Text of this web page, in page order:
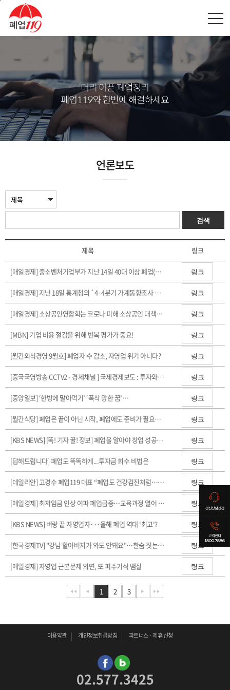
본문바로가기
언론보도
제목 링크
[매일경제] 중소벤처기업부가 지난 14일 40대 이상 폐업(예정) 소상공인을 대상으로 스타벅스 `리스타트 지원 프로그램` 지원자 200명을 모집해 링크
[매일경제] 지난 18일 통계청의 `4·4분기 가계동향조사 결과`에 따르면 전국 2인 이상 가구의 월평균 사업소득은 99만4000원으로 지난해 같은 기간보다 5.1% 줄어 링크
[매일경제] 소상공인연합회는 코로나 피해 소상공인 대책위원회`를 구성해 소상공인 업계 의견을 수렴해 정부와 정치권에 지속적으로 전달하기로 링크
[MBN] 기업 비용 절감을 위해 반복 평가가 중요! 링크
[월간외식경영 9월호] 폐업자 수 감소, 자영업 위기 아니다? 링크
[중국국영방송 CCTV2 - 경제채널 ] 국제경제보도 : 투자와 소비, 한국의 자영업 폐업 현황 링크
[중앙일보] ‘한방에 말아먹기’ ‘폭삭 망한 꿈’… 링크
[월간식당] 폐업은 끝이 아닌 시작, 폐업에도 준비가 필요하다 링크
[KBS NEWS] [똑! 기자 꿀! 정보] 폐업을 알아야 창업 성공이 보인다 링크
[답해드립니다] 폐업도 똑똑하게...투자금 회수 비법은 링크
[데일리안] 고경수 폐업119 대표 “폐업도 건강검진처럼…미리미리 준비해야” 링크
[매일경제] 최저임금 인상 여파 폐업급증…교육과정 열어 재기 돕는다 링크
[KBS NEWS] 벼랑 끝 자영업자···올해 폐업 역대 '최고'? 링크
[한국경제TV] "강남 할아버지가 와도 안돼요"…한숨 짓는 사장님들 링크
[매일경제] 자영업 근본문제 외면, 또 퍼주기식 땜질 링크
1 2 3
이용약관 개인정보취급방침 파트너스 · 제휴 신청
02.577.3425